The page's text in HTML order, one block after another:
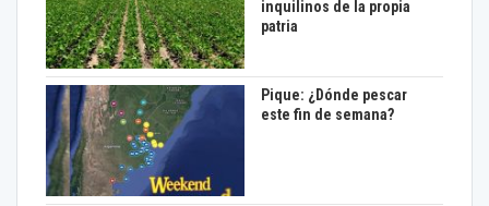
inquilinos de la propia
patria
Pique: ¿Dónde pescar
este fin de semana?